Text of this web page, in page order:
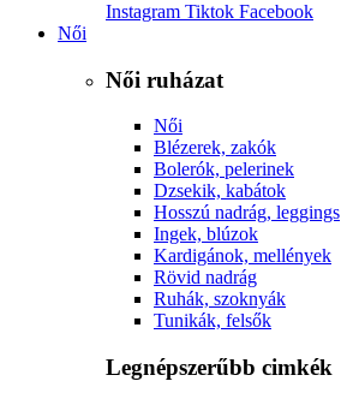
Instagram Tiktok Facebook
Női
Női ruházat
Női
Blézerek, zakók
Bolerók, pelerinek
Dzsekik, kabátok
Hosszú nadrág, leggings
Ingek, blúzok
Kardigánok, mellények
Rövid nadrág
Ruhák, szoknyák
Tunikák, felsők
Legnépszerűbb cimkék